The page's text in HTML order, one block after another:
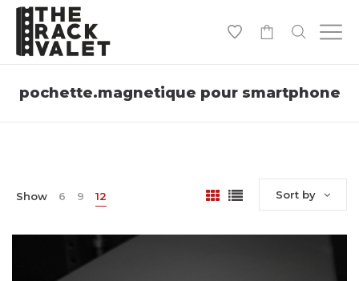
pochette.magnetique pour smartphone
Show 6 9 12 Sort by